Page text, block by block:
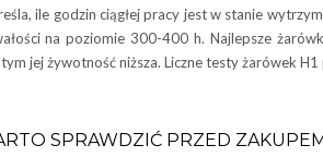
ile godzin ciągłej pracy jest w stanie
na poziomie 300-400 h. Najlepsze
jej żywotność niższa. Liczne testy żarówek
SPRAWDZIĆ PRZED